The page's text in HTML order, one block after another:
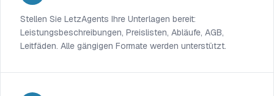
Stellen Sie LetzAgents Ihre Unterlagen bereit:
Leistungsbeschreibungen, Preislisten, Abläufe, AGB,
Leitfäden. Alle gängigen Formate werden unterstützt.